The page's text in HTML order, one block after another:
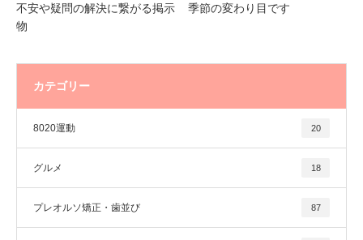
不安や疑問の解決に繋がる掲示
物
季節の変わり目です
カテゴリー
8020運動 20
グルメ 18
プレオルソ矯正・歯並び 87